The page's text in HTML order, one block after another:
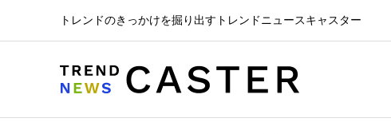
トレンドのきっかけを掘り出すトレンドニュースキャスター